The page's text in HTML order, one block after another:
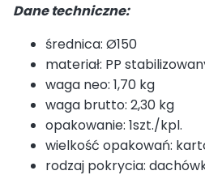
Dane techniczne:
średnica: Ø150
materiał: PP
waga neo: 1,70 kg
waga brutto: 2,30 kg
opakowanie: 1szt./kpl.
wielkość opakowań:
rodzaj pokrycia: